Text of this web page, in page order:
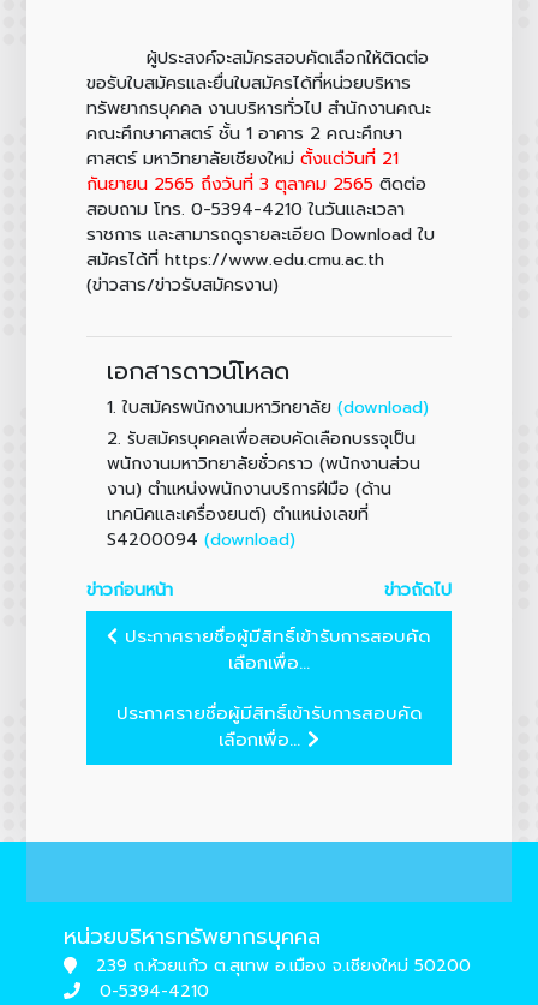
ผู้ประสงค์จะสมัครสอบคัดเลือกให้ติดต่อ
ขอรับใบสมัครและยื่นใบสมัครได้ที่หน่วยบริหาร
ทรัพยากรบุคคล งานบริหารทั่วไป สำนักงานคณะ
คณะศึกษาศาสตร์ ชั้น 1 อาคาร 2 คณะศึกษา
ศาสตร์ มหาวิทยาลัยเชียงใหม่ ตั้งแต่วันที่ 21
กันยายน 2565 ถึงวันที่ 3 ตุลาคม 2565ติดต่อ
สอบถาม โทร. 0-5394-4210 ในวันและเวลา
ราชการ และสามารถดูรายละเอียด Download ใบ
สมัครได้ที่ https://www.edu.cmu.ac.th
(ข่าวสาร/ข่าวรับสมัครงาน)
เอกสารดาวน์โหลด
1.ใบสมัครพนักงานมหาวิทยาลัย (download)
2. รับสมัครบุคคลเพื่อสอบคัดเลือกบรรจุเป็น
พนักงานมหาวิทยาลัยชั่วคราว (พนักงานส่วน
งาน) ตำแหน่งพนักงานบริการฝีมือ (ด้าน
เทคนิคและเครื่องยนต์) ตำแหน่งเลขที่
S4200094 (download)
ข่าวก่อนหน้า
ข่าวถัดไป
ประกาศรายชื่อผู้มีสิทธิ์เข้ารับการสอบคัด
เลือกเพื่อ...
ประกาศรายชื่อผู้มีสิทธิ์เข้ารับการสอบคัด
เลือกเพื่อ...
หน่วยบริหารทรัพยากรบุคคล
239 ถ.ห้วยแก้ว ต.สุเทพ อ.เมือง จ.เชียงใหม่ 50200
0-5394-4210